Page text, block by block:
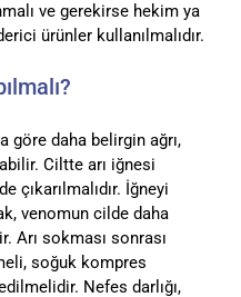
ve gerekirse hekim ya
ürünler kullanılmalıdır.
göre daha belirgin ağrı,
Ciltte arı iğnesi
İğneyi
venomun cilde daha
Arı sokması sonrası
soğuk kompres
Nefes darlığı,